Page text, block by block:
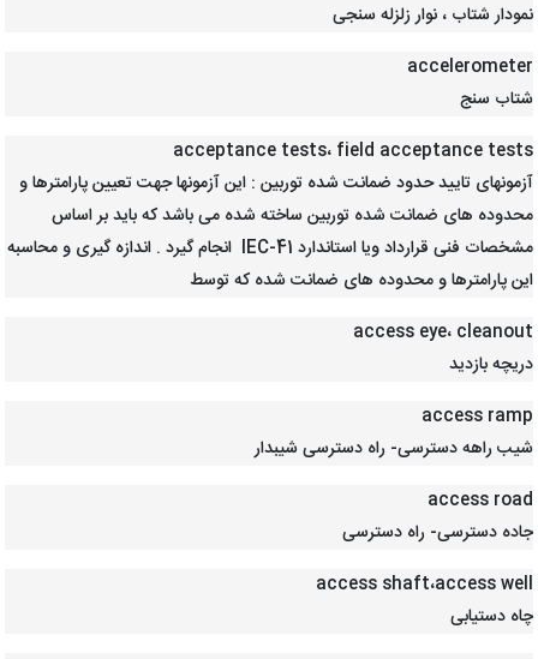
نمودار شتاب ، نوار زلزله سنجی
accelerometer
شتاب سنج
acceptance tests، field acceptance tests
آزمونهای تایید حدود ضمانت شده توربین : این آزمونها جهت تعیین پارامترها و
محدوده های ضمانت شده توربین ساخته شده می باشد که باید بر اساس
مشخصات فنی قرارداد ویا استاندارد IEC-41 انجام گیرد . اندازه گیری و محاسبه
این پارامترها و محدوده های ضمانت شده که توسط
access eye، cleanout
دریچه بازدید
access ramp
شیب راهه دسترسی- راه دسترسی شیبدار
access road
جاده دسترسی- راه دسترسی
access shaft،access well
چاه دستیابی